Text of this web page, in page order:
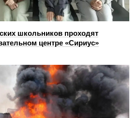
школьников проходят
центре «Сириус»